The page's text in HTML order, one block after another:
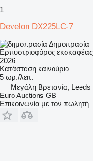
1
Develon DX225LC-7
Δημοπρασία
Ερπυστριοφόρος εκσκαφέας
2026
Κατάσταση καινούριο
5 ωρ./λειτ.
Μεγάλη Βρετανία, Leeds
Euro Auctions GB
Επικοινωνία με τον πωλητή